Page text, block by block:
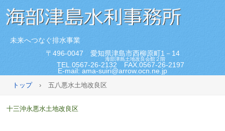
未来へつなぐ排水事業
〒496-0047 愛知県津島市西柳原町1－14
海部津島土地改良会館２階
TEL.0567-26-2132 FAX.0567-26-2197
E-mail: ama-suiri@arrow.ocn.ne.jp
トップ › 五八悪水土地改良区
十三沖永悪水土地改良区